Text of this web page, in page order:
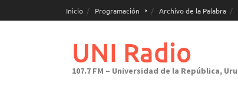
al
Inicio Programación Archivo de la Palabra
UNI Radio
107.7 FM – Universidad de la República,